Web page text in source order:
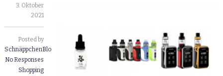
3. Oktober
2021
Posted by
SchnäppchenBlogger
No Responses
Shopping